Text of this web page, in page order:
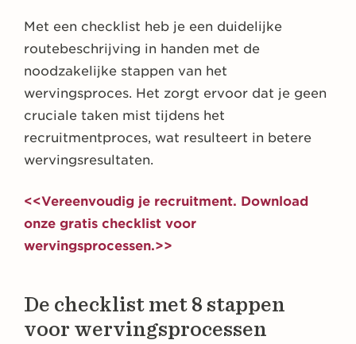
Met een checklist heb je een duidelijke
routebeschrijving in handen met de
noodzakelijke stappen van het
wervingsproces. Het zorgt ervoor dat je geen
cruciale taken mist tijdens het
recruitmentproces, wat resulteert in betere
wervingsresultaten.
<<Vereenvoudig je recruitment. Download
onze gratis checklist voor
wervingsprocessen.>>
De checklist met 8 stappen
voor wervingsprocessen